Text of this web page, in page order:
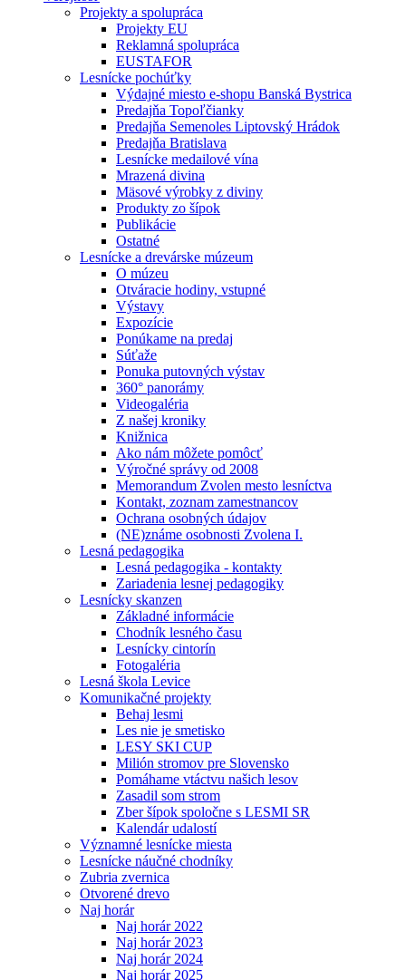
Projekty a spolupráca
Projekty EU
Reklamná spolupráca
EUSTAFOR
Lesnícke pochúťky
Výdajné miesto e-shopu Banská Bystrica
Predajňa Topoľčianky
Predajňa Semenoles Liptovský Hrádok
Predajňa Bratislava
Lesnícke medailové vína
Mrazená divina
Mäsové výrobky z diviny
Produkty zo šípok
Publikácie
Ostatné
Lesnícke a drevárske múzeum
O múzeu
Otváracie hodiny, vstupné
Výstavy
Expozície
Ponúkame na predaj
Súťaže
Ponuka putovných výstav
360° panorámy
Videogaléria
Z našej kroniky
Knižnica
Ako nám môžete pomôcť
Výročné správy od 2008
Memorandum Zvolen mesto lesníctva
Kontakt, zoznam zamestnancov
Ochrana osobných údajov
(NE)známe osobnosti Zvolena I.
Lesná pedagogika
Lesná pedagogika - kontakty
Zariadenia lesnej pedagogiky
Lesnícky skanzen
Základné informácie
Chodník lesného času
Lesnícky cintorín
Fotogaléria
Lesná škola Levice
Komunikačné projekty
Behaj lesmi
Les nie je smetisko
LESY SKI CUP
Milión stromov pre Slovensko
Pomáhame vtáctvu našich lesov
Zasadil som strom
Zber šípok spoločne s LESMI SR
Kalendár udalostí
Významné lesnícke miesta
Lesnícke náučné chodníky
Zubria zvernica
Otvorené drevo
Naj horár
Naj horár 2022
Naj horár 2023
Naj horár 2024
Naj horár 2025